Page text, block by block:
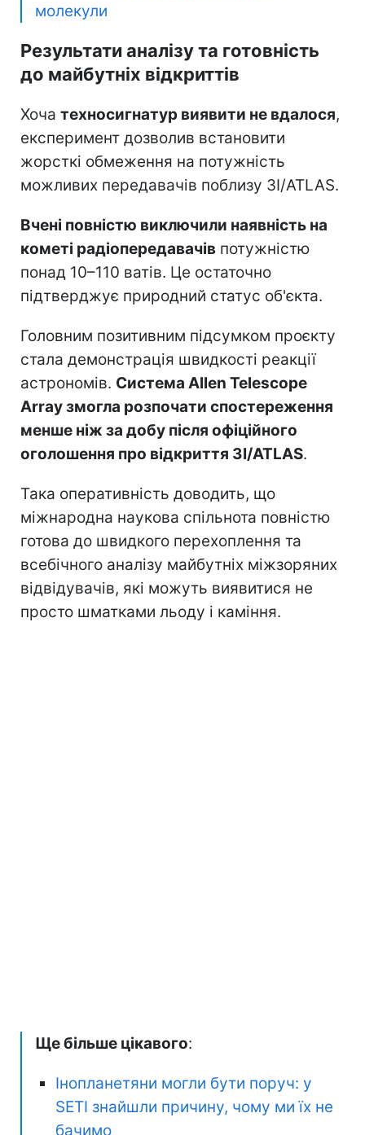
молекули
Результати аналізу та готовність
до майбутніх відкриттів
Хоча техносигнатур виявити не вдалося,
експеримент дозволив встановити
жорсткі обмеження на потужність
можливих передавачів поблизу 3I/ATLAS.
Вчені повністю виключили наявність на
кометі радіопередавачів потужністю
понад 10–110 ватів. Це остаточно
підтверджує природний статус об'єкта.
Головним позитивним підсумком проєкту
стала демонстрація швидкості реакції
астрономів. Система Allen Telescope
Array змогла розпочати спостереження
менше ніж за добу після офіційного
оголошення про відкриття 3I/ATLAS.
Така оперативність доводить, що
міжнародна наукова спільнота повністю
готова до швидкого перехоплення та
всебічного аналізу майбутніх міжзоряних
відвідувачів, які можуть виявитися не
просто шматками льоду і каміння.
Ще більше цікавого:
Інопланетяни могли бути поруч: у
SETI знайшли причину, чому ми їх не
бачимо